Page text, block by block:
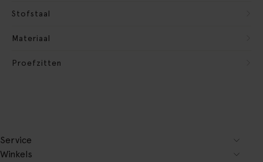
Stofstaal
Materiaal
Proefzitten
Service
Winkels